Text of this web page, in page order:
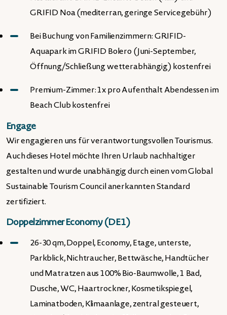
GRIFID Noa (mediterran, geringe Servicegebühr)
Bei Buchung von Familienzimmern: GRIFID-
Aquapark im GRIFID Bolero (Juni-September,
Öffnung/Schließung wetterabhängig) kostenfrei
Premium-Zimmer: 1x pro Aufenthalt Abendessen im
Beach Club kostenfrei
Engage
Wir engagieren uns für verantwortungsvollen Tourismus.
Auch dieses Hotel möchte Ihren Urlaub nachhaltiger
gestalten und wurde unabhängig durch einen vom Global
Sustainable Tourism Council anerkannten Standard
zertifiziert.
Doppelzimmer Economy (DE1)
26-30 qm, Doppel, Economy, Etage, unterste,
Parkblick, Nichtraucher, Bettwäsche, Handtücher
und Matratzen aus 100% Bio-Baumwolle, 1 Bad,
Dusche, WC, Haartrockner, Kosmetikspiegel,
Laminatboden, Klimaanlage, zentral gesteuert,